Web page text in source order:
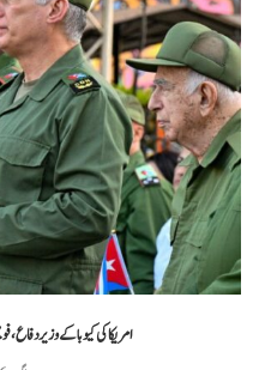
امریکا کی کیوبا کے وزیر